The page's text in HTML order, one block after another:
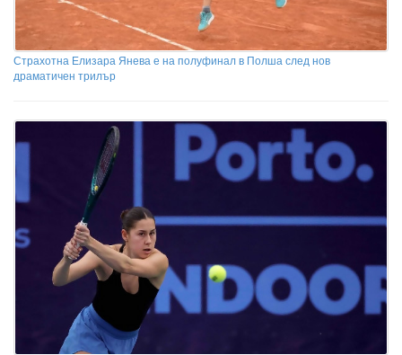
Страхотна Елизара Янева е на полуфинал в Полша след нов
драматичен трилър